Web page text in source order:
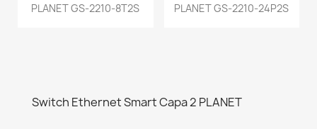
PLANET GS-2210-8T2S PLANET GS-2210-24P2S
Switch Ethernet Smart Capa 2 PLANET